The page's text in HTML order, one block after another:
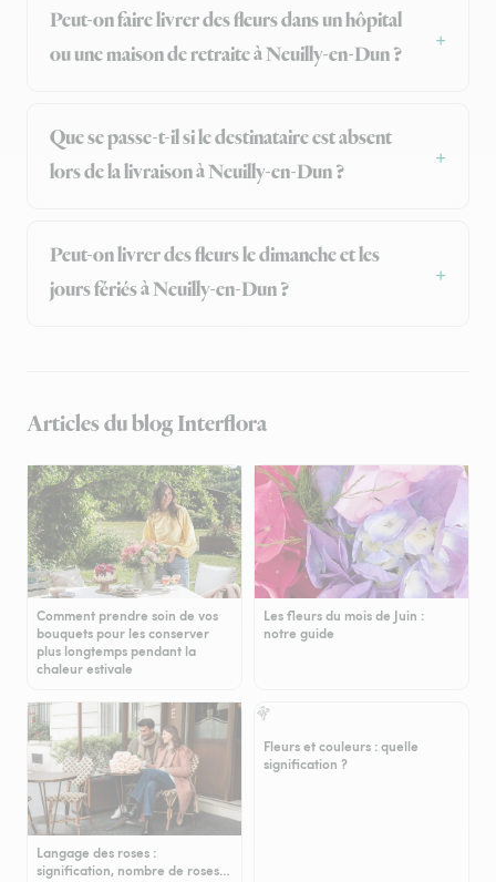
Peut-on faire livrer des fleurs dans un hôpital
ou une maison de retraite à Neuilly-en-Dun ?
Que se passe-t-il si le destinataire est absent
lors de la livraison à Neuilly-en-Dun ?
Peut-on livrer des fleurs le dimanche et les
jours fériés à Neuilly-en-Dun ?
Articles du blog Interflora
Comment prendre soin de vos
bouquets pour les conserver
plus longtemps pendant la
chaleur estivale
Les fleurs du mois de Juin :
notre guide
Langage des roses :
signification, nombre de roses…
Fleurs et couleurs : quelle
signification ?